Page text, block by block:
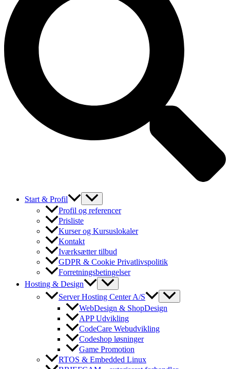
Start & Profil
Profil og referencer
Prisliste
Kurser og Kursuslokaler
Kontakt
Iværksætter tilbud
GDPR & Cookie Privatlivspolitik
Forretningsbetingelser
Hosting & Design
Server Hosting Center A/S
WebDesign & ShopDesign
APP Udvikling
CodeCare Webudvikling
Codeshop løsninger
Game Promotion
RTOS & Embedded Linux